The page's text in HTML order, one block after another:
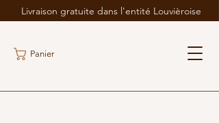
Livraison gratuite dans l'entité Louvièroise
Panier